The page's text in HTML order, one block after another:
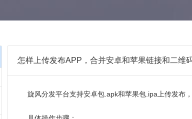
怎样上传发布APP，合并安卓和苹果链接和二维
旋风分发平台支持安卓包.apk和苹果包.ipa上传发布